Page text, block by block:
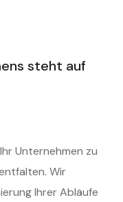
steht auf
Unternehmen zu
Wir
Ihrer Abläufe